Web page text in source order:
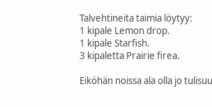
Talvehtineita taimia löytyy:
1 kipale Lemon drop.
1 kipale Starfish.
3 kipaletta Prairie firea.
Eiköhän noissa ala olla jo